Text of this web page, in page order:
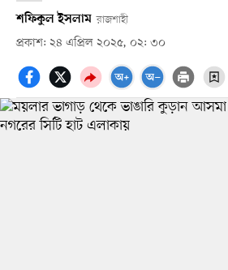
শফিকুল ইসলাম রাজশাহী
প্রকাশ: ২৪ এপ্রিল ২০২৫, ০২: ৩০